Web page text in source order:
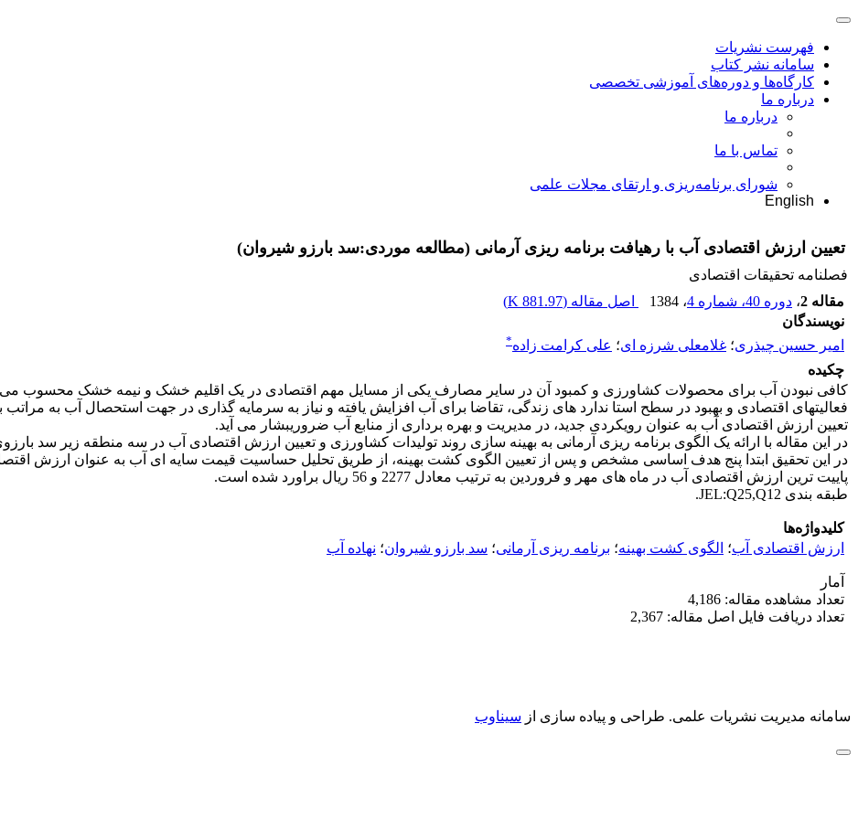
فهرست نشریات
سامانه نشر کتاب
کارگاه‌ها و دوره‌های آموزشی تخصصی
درباره ما
درباره ما
تماس با ما
شورای برنامه‌ریزی و ارتقای مجلات علمی
English
تعیین ارزش اقتصادی آب با رهیافت برنامه ریزی آرمانی (مطالعه موردی:سد بارزو شیروان)
فصلنامه تحقیقات اقتصادی
مقاله 2
، دوره 40، شماره 4 ، 1384 اصل مقاله (881.97 K
)
نویسندگان
امیر حسین چیذری؛ غلامعلی شرزه ای؛ علی کرامت زاده*
چکیده
کافی نبودن آب برای محصولات کشاورزی و کمبود آن در سایر مصارف یکی از مسایل مهم اقتصادی در یک اقلیم خشک و نیمه خشک محسوب می
فعالیتهای اقتصادی و بهبود در سطح استا ندارد های زندگی، تقاضا برای آب افزایش یافته و نیاز به سرمایه گذاری در جهت استحصال آب به
تعیین ارزش اقتصادی آب به عنوان رویکردی جدید، در مدیریت و بهره برداری از منابع آب ضروریبشار می آید.
در این مقاله با ارائه یک الگوی برنامه ریزی آرمانی به بهینه سازی روند تولیدات کشاورزی و تعیین ارزش اقتصادی آب در سه منطقه زیر سد
در این تحقیق ابتدا پنج هدف اساسی مشخص و پس از تعیین الگوی کشت بهینه، از طریق تحلیل حساسیت قیمت سایه ای آب به عنوان ارزش
پاییت ترین ارزش اقتصادی آب در ماه های مهر و فروردین به ترتیب معادل 2277 و 56 ریال براورد شده است.
طبقه بندی JEL:Q25,Q12.
کلیدواژه‌ها
ارزش اقتصادی آب؛ الگوی کشت بهینه؛ برنامه ریزی آرمانی؛ سد بارزو شیروان؛ نهاده آب
آمار
تعداد مشاهده مقاله: 4,186
تعداد دریافت فایل اصل مقاله: 2,367
سامانه مدیریت نشریات علمی. طراحی و پیاده سازی از سیناوب